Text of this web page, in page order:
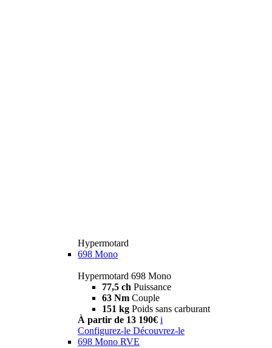
Hypermotard
698 Mono
Hypermotard 698 Mono
77,5 ch Puissance
63 Nm Couple
151 kg Poids sans carburant
À partir de 13 190€ i
Configurez-le Découvrez-le
698 Mono RVE